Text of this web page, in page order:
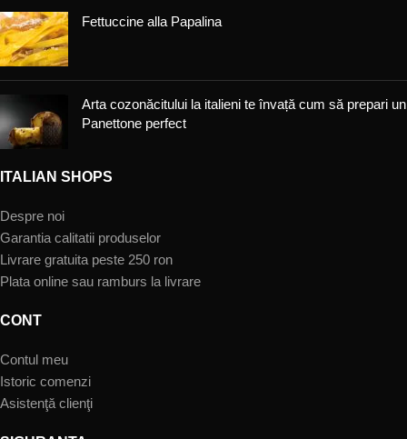
Fettuccine alla Papalina
Arta cozonăcitului la italieni te învață cum să prepari un
Panettone perfect
ITALIAN SHOPS
Despre noi
Garantia calitatii produselor
Livrare gratuita peste 250 ron
Plata online sau ramburs la livrare
CONT
Contul meu
Istoric comenzi
Asistenţă clienţi